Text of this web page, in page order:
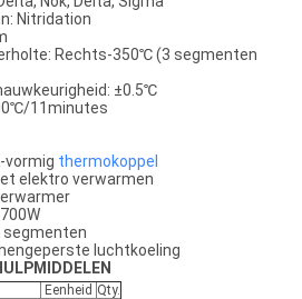
Nitridation
Rechts-350℃ (3 segmenten
±0.5℃
11minutes
vormig thermokoppel
elektro verwarmen
segmenten
luchtkoeling
Eenheid Qty.